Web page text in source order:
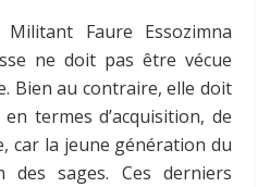
Faure Essozimna
ne doit pas être vécue
Bien au contraire, elle doit
termes d’acquisition, de
car la jeune génération du
des sages. Ces derniers